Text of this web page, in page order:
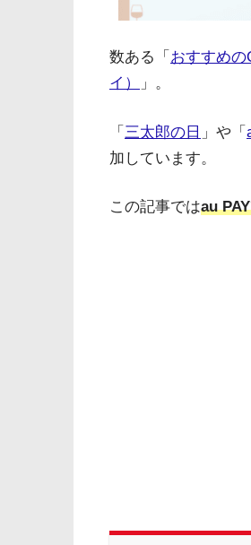
数ある「 おすすめの
イ）
」。
「 三太郎の日 」や「
加しています。
この記事ではau